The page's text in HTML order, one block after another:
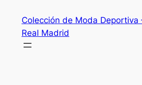
contenido
Colección de Moda Deportiva
Real Madrid